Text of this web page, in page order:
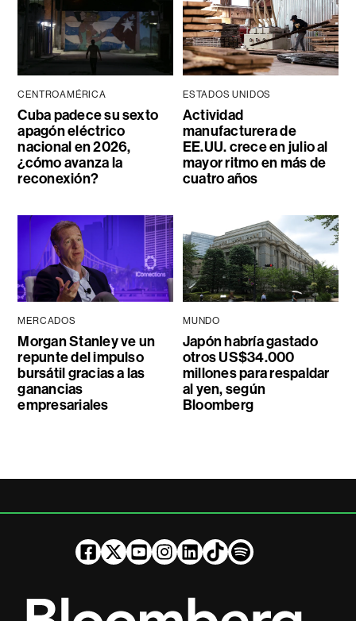
CENTROAMÉRICA
Cuba padece su sexto
apagón eléctrico
nacional en 2026,
¿cómo avanza la
reconexión?
ESTADOS UNIDOS
Actividad
manufacturera de
EE.UU. crece en julio al
mayor ritmo en más de
cuatro años
MERCADOS
Morgan Stanley ve un
repunte del impulso
bursátil gracias a las
ganancias
empresariales
MUNDO
Japón habría gastado
otros US$34.000
millones para respaldar
al yen, según
Bloomberg